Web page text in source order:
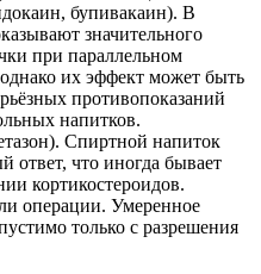
бупивакаин). В
значительного
при параллельном
их эффект может быть
противопоказаний
напитков.
Спиртной напиток
ответ, что иногда бывает
кортикостероидов.
операции. Умеренное
только с разрешения